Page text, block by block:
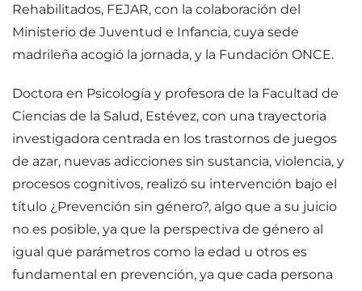
Rehabilitados, FEJAR, con la colaboración del
Ministerio de Juventud e Infancia, cuya sede
madrileña acogió la jornada, y la Fundación ONCE.
Doctora en Psicología y profesora de la Facultad de
Ciencias de la Salud, Estévez, con una trayectoria
investigadora centrada en los trastornos de juegos
de azar, nuevas adicciones sin sustancia, violencia, y
procesos cognitivos, realizó su intervención bajo el
título ¿Prevención sin género?, algo que a su juicio
no es posible, ya que la perspectiva de género al
igual que parámetros como la edad u otros es
fundamental en prevención, ya que cada persona